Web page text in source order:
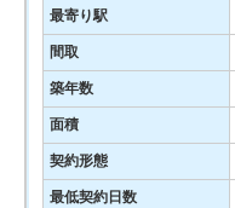
最寄り駅
間取
築年数
面積
契約形態
最低契約日数